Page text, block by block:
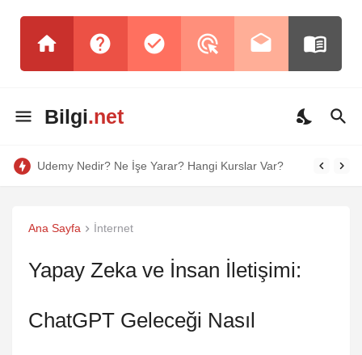
Bilgi.net
Udemy Nedir? Ne İşe Yarar? Hangi Kurslar Var?
Ana Sayfa İnternet
Yapay Zeka ve İnsan İletişimi:
ChatGPT Geleceği Nasıl